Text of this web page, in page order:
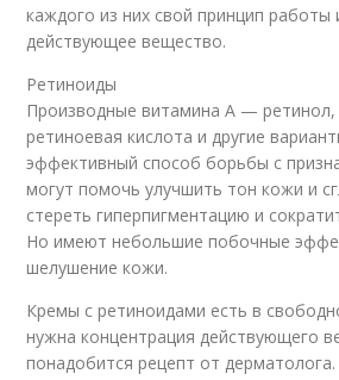
каждого из них свой принцип работы
действующее вещество.
Ретиноиды
Производные витамина А — ретинол,
ретиноевая кислота и другие
эффективный способ борьбы с
могут помочь улучшить тон кожи и
стереть гиперпигментацию и
Но имеют небольшие побочные
шелушение кожи.
Кремы с ретиноидами есть в
нужна концентрация действующего
понадобится рецепт от дерматолога.